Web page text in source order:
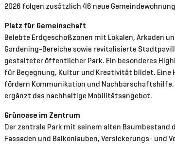
2026 folgen zusätzlich 46 neue
Platz für Gemeinschaft
Belebte Erdgeschoßzonen mit Lokalen, Arkaden
Gardening-Bereiche sowie revitalisierte
gestalteter öffentlicher Park. Ein besonderes
für Begegnung, Kultur und Kreativität bildet.
fördern Kommunikation und
ergänzt das nachhaltige Mobilitätsangebot.
Grünoase im Zentrum
Der zentrale Park mit seinem alten
Fassaden und Balkonlauben, Versickerungs- und